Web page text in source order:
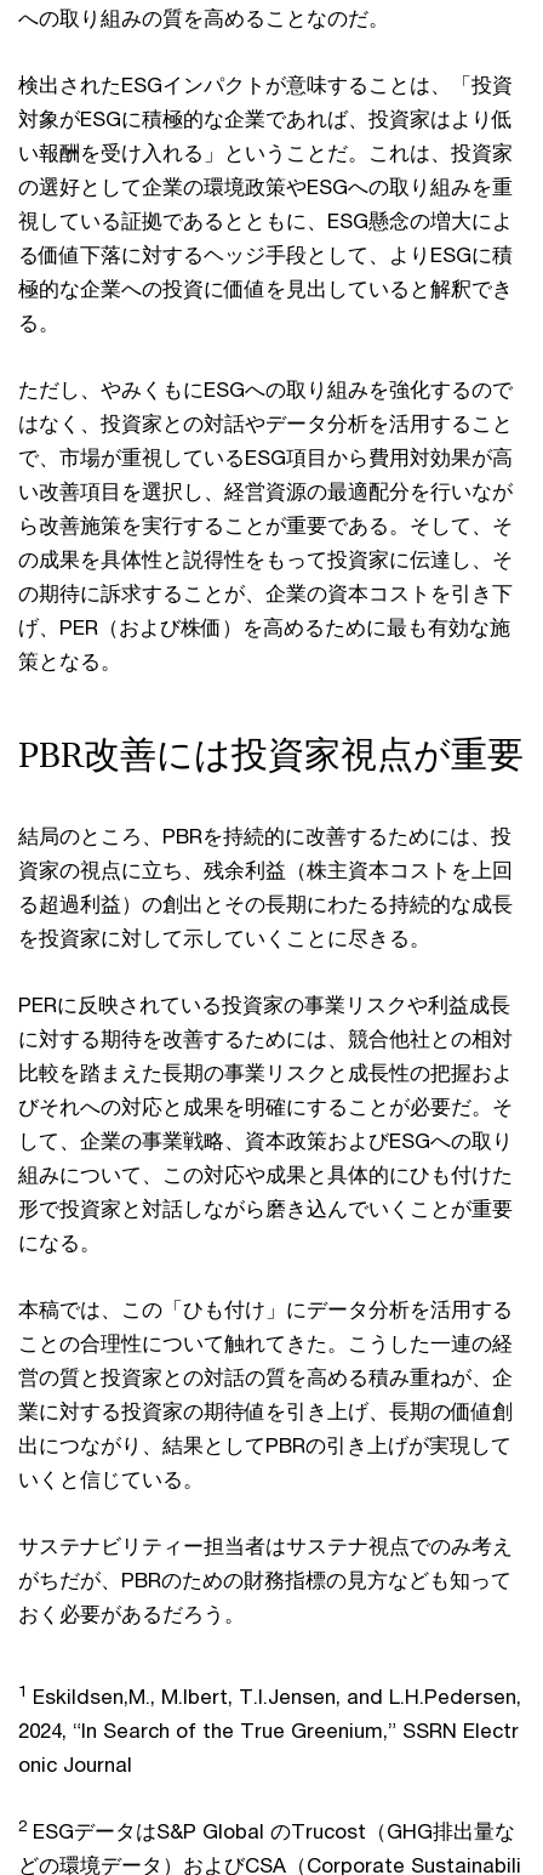
への取り組みの質を⾼めることなのだ。
検出されたESGインパクトが意味することは、「投資
対象がESGに積極的な企業であれば、投資家はより低
い報酬を受け⼊れる」ということだ。これは、投資家
の選好として企業の環境政策やESGへの取り組みを重
視している証拠であるとともに、ESG懸念の増⼤によ
る価値下落に対するヘッジ⼿段として、よりESGに積
極的な企業への投資に価値を⾒出していると解釈でき
る。
ただし、やみくもにESGへの取り組みを強化するので
はなく、投資家との対話やデータ分析を活⽤すること
で、市場が重視しているESG項⽬から費⽤対効果が⾼
い改善項⽬を選択し、経営資源の最適配分を⾏いなが
ら改善施策を実⾏することが重要である。そして、そ
の成果を具体性と説得性をもって投資家に伝達し、そ
の期待に訴求することが、企業の資本コストを引き下
げ、PER（および株価）を⾼めるために最も有効な施
策となる。
PBR改善には投資家視点が重要
結局のところ、PBRを持続的に改善するためには、投
資家の視点に⽴ち、残余利益（株主資本コストを上回
る超過利益）の創出とその⻑期にわたる持続的な成⻑
を投資家に対して⽰していくことに尽きる。
PERに反映されている投資家の事業リスクや利益成⻑
に対する期待を改善するためには、競合他社との相対
⽐較を踏まえた⻑期の事業リスクと成⻑性の把握およ
びそれへの対応と成果を明確にすることが必要だ。そ
して、企業の事業戦略、資本政策およびESGへの取り
組みについて、この対応や成果と具体的にひも付けた
形で投資家と対話しながら磨き込んでいくことが重要
になる。
本稿では、この「ひも付け」にデータ分析を活⽤する
ことの合理性について触れてきた。こうした⼀連の経
営の質と投資家との対話の質を⾼める積み重ねが、企
業に対する投資家の期待値を引き上げ、⻑期の価値創
出につながり、結果としてPBRの引き上げが実現して
いくと信じている。
サステナビリティー担当者はサステナ視点でのみ考え
がちだが、PBRのための財務指標の⾒⽅なども知って
おく必要があるだろう。
1 Eskildsen,M., M.Ibert, T.I.Jensen, and L.H.Pedersen,
2024, “In Search of the True Greenium,” SSRN Electr
onic Journal
2 ESGデータはS&P Global のTrucost（GHG排出量な
どの環境データ）およびCSA（Corporate Sustainabili